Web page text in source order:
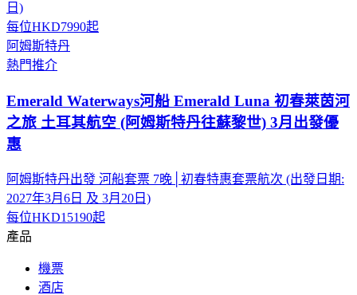
日)
每位HKD7990起
阿姆斯特丹
熱門推介
Emerald Waterways河船 Emerald Luna 初春萊茵河
之旅 土耳其航空 (阿姆斯特丹往蘇黎世) 3月出發優
惠
阿姆斯特丹出發 河船套票 7晚│初春特惠套票航次 (出發日期:
2027年3月6日 及 3月20日)
每位HKD15190起
產品
機票
酒店